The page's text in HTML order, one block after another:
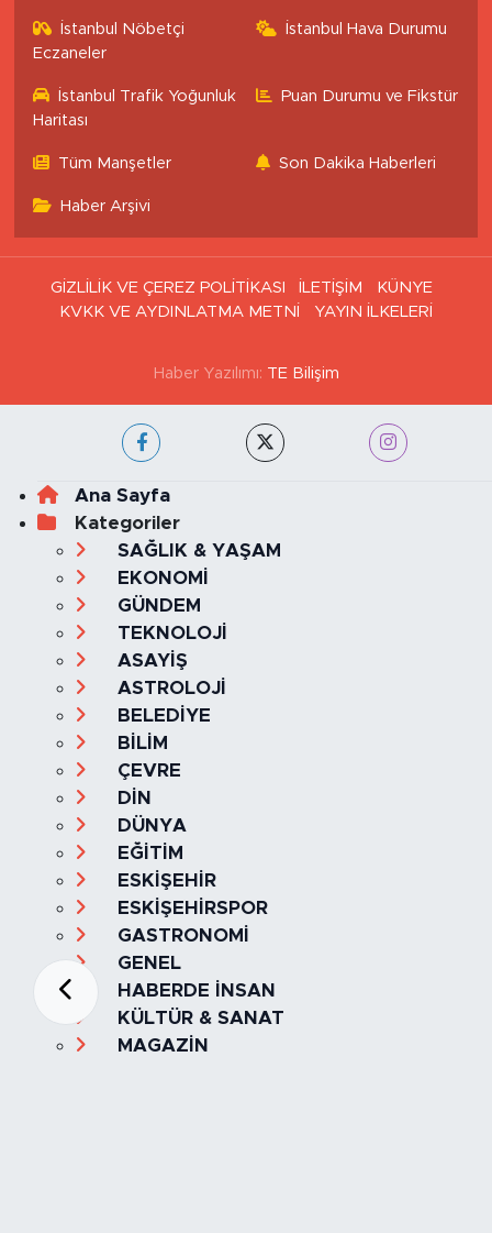
İstanbul Nöbetçi
Eczaneler
İstanbul Hava Durumu
İstanbul Trafik Yoğunluk
Haritası
Puan Durumu ve Fikstür
Tüm Manşetler Son Dakika Haberleri
Haber Arşivi
GİZLİLİK VE ÇEREZ POLİTİKASI İLETİŞİM
KÜNYE
KVKK VE AYDINLATMA METNİ
YAYIN İLKELERİ
Haber Yazılımı: TE Bilişim
Ana Sayfa
Kategoriler
SAĞLIK & YAŞAM
EKONOMİ
GÜNDEM
TEKNOLOJİ
ASAYİŞ
ASTROLOJİ
BELEDİYE
BİLİM
ÇEVRE
DİN
DÜNYA
EĞİTİM
ESKİŞEHİR
ESKİŞEHİRSPOR
GASTRONOMİ
GENEL
HABERDE İNSAN
KÜLTÜR & SANAT
MAGAZİN